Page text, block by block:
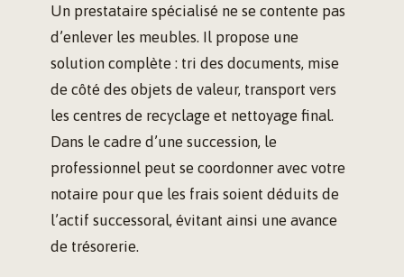
Un prestataire spécialisé ne se contente pas
d’enlever les meubles. Il propose une
solution complète : tri des documents, mise
de côté des objets de valeur, transport vers
les centres de recyclage et nettoyage final.
Dans le cadre d’une succession, le
professionnel peut se coordonner avec votre
notaire pour que les frais soient déduits de
l’actif successoral, évitant ainsi une avance
de trésorerie.